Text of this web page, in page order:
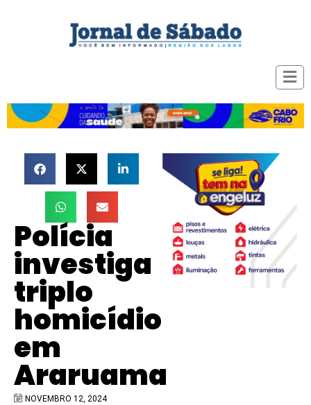
Polícia
investiga
triplo
homicídio
em
Araruama
NOVEMBRO 12, 2024